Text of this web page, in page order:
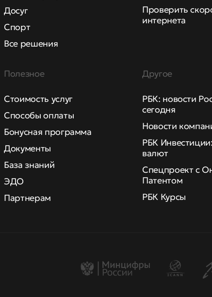
Досуг
Спорт
Все решения
Проверить
интернета
Полезное
Стоимость услуг
Способы оплаты
Бонусная программа
Документы
База знаний
ЭДО
Партнерам
Другое
РБК: новости
сегодня
Новости
РБК
валют
Спецпроект с
Патентом
РБК Курсы